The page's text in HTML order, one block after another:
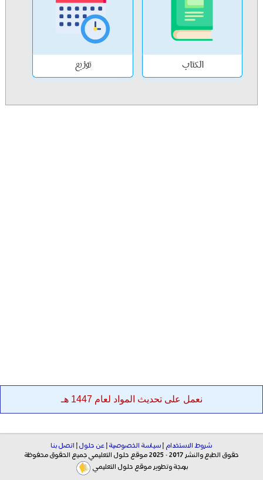
الكتاب توزيع
نعمل على تحديث المواد لعام 1447 هـ
شروط الاستخدام | سياسة الخصوصية | عن حلول | اتصل بنا
حقوق الطبع والنشر 2017 - 2025 موقع حلول التعليمي جميع الحقوق محفوظة
برمجة وتطوير موقع حلول التعليمي